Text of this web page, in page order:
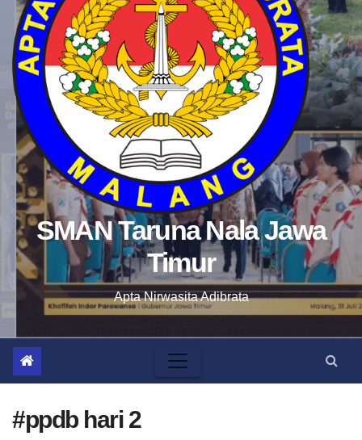
SMAN Taruna Nala Jawa
Timur
Apta Nirwasita Adibrata
#ppdb hari 2